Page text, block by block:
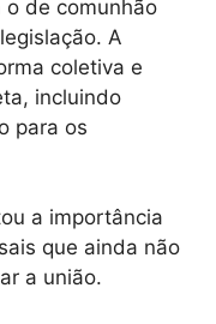
de comunhão
A
coletiva e
incluindo
para os
a importância
que ainda não
a união.